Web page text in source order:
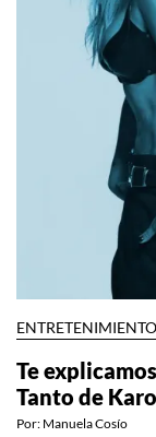
ENTRETENIMIENTO
Te
Tanto de
Por: Manuela Cosío